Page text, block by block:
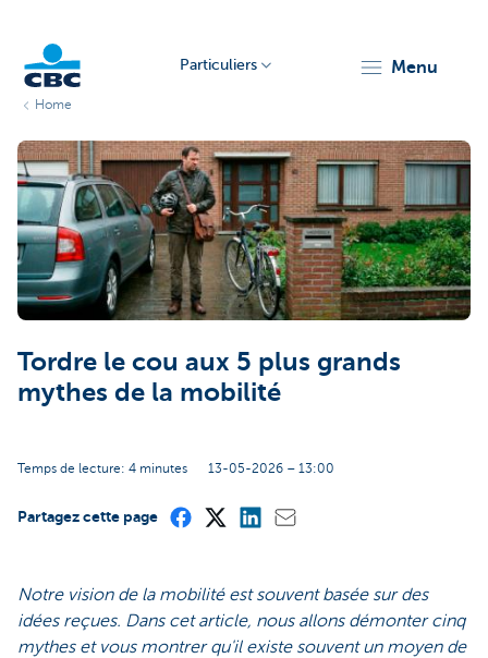
Particuliers menu
Home
Tordre le cou aux 5 plus grands
mythes de la mobilité
Temps de lecture: 4 minutes 13-05-2026 – 13:00
Partagez cette page
Notre vision de la mobilité est souvent basée sur des
idées reçues. Dans cet article, nous allons démonter cinq
mythes et vous montrer qu'il existe souvent un moyen de